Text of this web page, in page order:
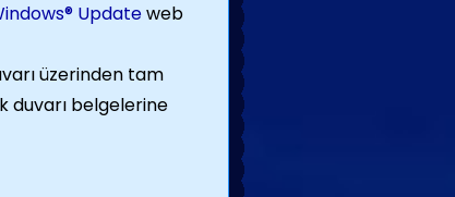
Updateweb
üzerinden tam
duvarı belgelerine